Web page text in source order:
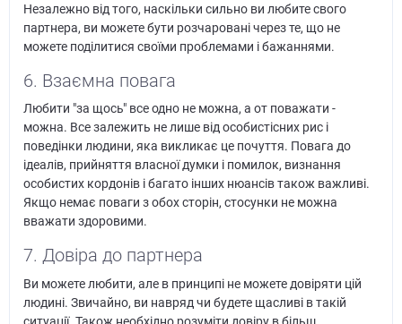
Незалежно від того, наскільки сильно ви любите свого
партнера, ви можете бути розчаровані через те, що не
можете поділитися своїми проблемами і бажаннями.
6. Взаємна повага
Любити "за щось" все одно не можна, а от поважати -
можна. Все залежить не лише від особистісних рис і
поведінки людини, яка викликає це почуття. Повага до
ідеалів, прийняття власної думки і помилок, визнання
особистих кордонів і багато інших нюансів також важливі.
Якщо немає поваги з обох сторін, стосунки не можна
вважати здоровими.
7. Довіра до партнера
Ви можете любити, але в принципі не можете довіряти цій
людині. Звичайно, ви навряд чи будете щасливі в такій